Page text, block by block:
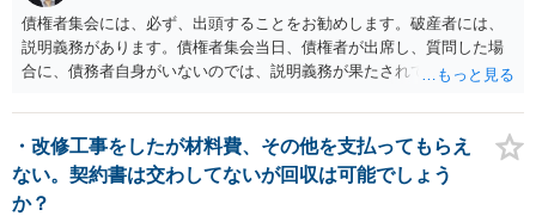
債権者集会には、必ず、出頭することをお勧めします。破産者には、
説明義務があります。債権者集会当日、債権者が出席し、質問した場
合に、債務者自身がいないのでは、説明義務が果たされていないし、
責不許可となる事由の一つです。）。債権者集会は、免責許可の結論
に至るかどうかの、重大な岐路です。ですから、必ず、貴殿ご自身
も、出席することをお勧めします。
・改修工事をしたが材料費、その他を支払ってもらえ
ない。契約書は交わしてないが回収は可能でしょう
か？